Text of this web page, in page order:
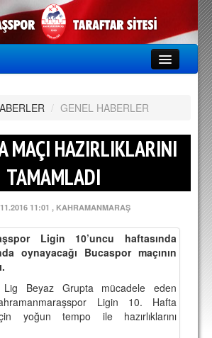
/ GENEL HABERLER
MAÇI HAZIRLIKLARINI
TAMAMLADI
11:01 , KAHRAMANMARAŞ
Ligin 10’uncu haftasında
oynayacağı Bucaspor maçının
Beyaz Grupta mücadele eden
Ligin 10. Hafta
yoğun tempo ile hazırlıklarını